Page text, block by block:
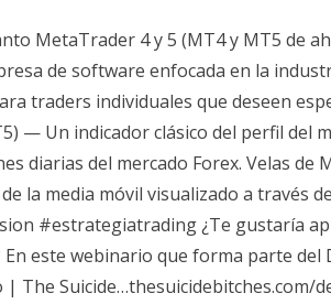
MetaTrader 4 y 5 (MT4 y MT5 de
de software enfocada en la
traders individuales que deseen
— Un indicador clásico del perfil del
diarias del mercado Forex. Velas de
la media móvil visualizado a través
#estrategiatrading ¿Te gustaría
este webinario que forma parte del
The Suicide…thesuicidebitches.com/